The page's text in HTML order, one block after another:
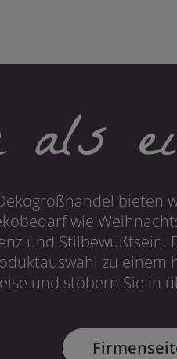
bieten
wie
und
zu einem
und stöbern Sie in